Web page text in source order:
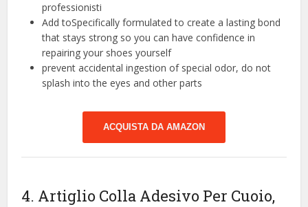
professionisti
Add toSpecifically formulated to create a lasting bond
that stays strong so you can have confidence in
repairing your shoes yourself
prevent accidental ingestion of special odor, do not
splash into the eyes and other parts
ACQUISTA DA AMAZON
4. Artiglio Colla Adesivo Per Cuoio,